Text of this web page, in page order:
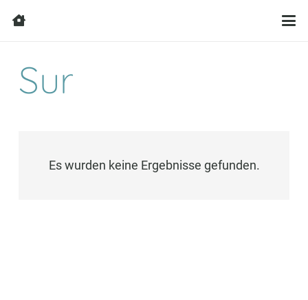
Sur
Es wurden keine Ergebnisse gefunden.